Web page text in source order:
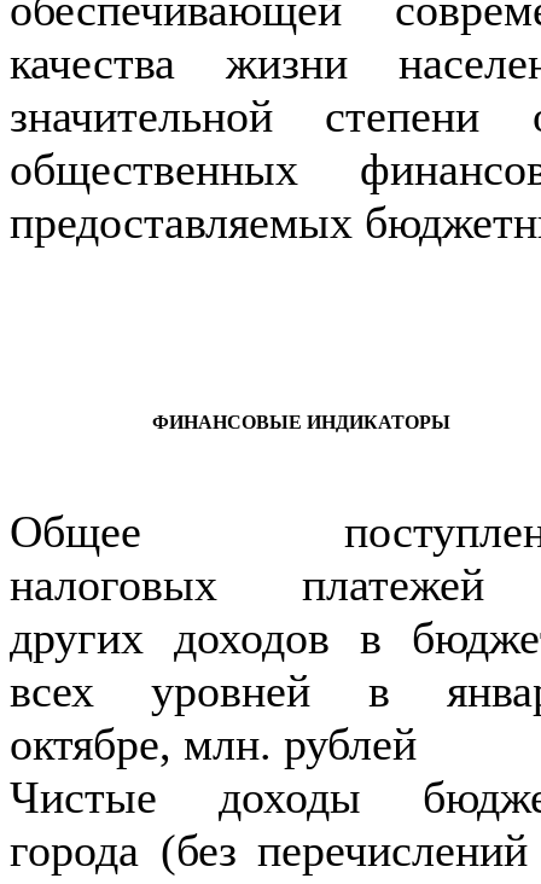
обеспечивающей
качества жизни
значительной степени
общественных
предоставляемых
ФИНАНСОВЫЕ ИНДИКАТОРЫ
Общее
налоговых
других доходов в
всех уровней в
октябре, млн. рублей
Чистые доходы
города (без